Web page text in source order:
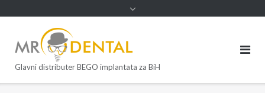
Glavni distributer BEGO implantata za BiH